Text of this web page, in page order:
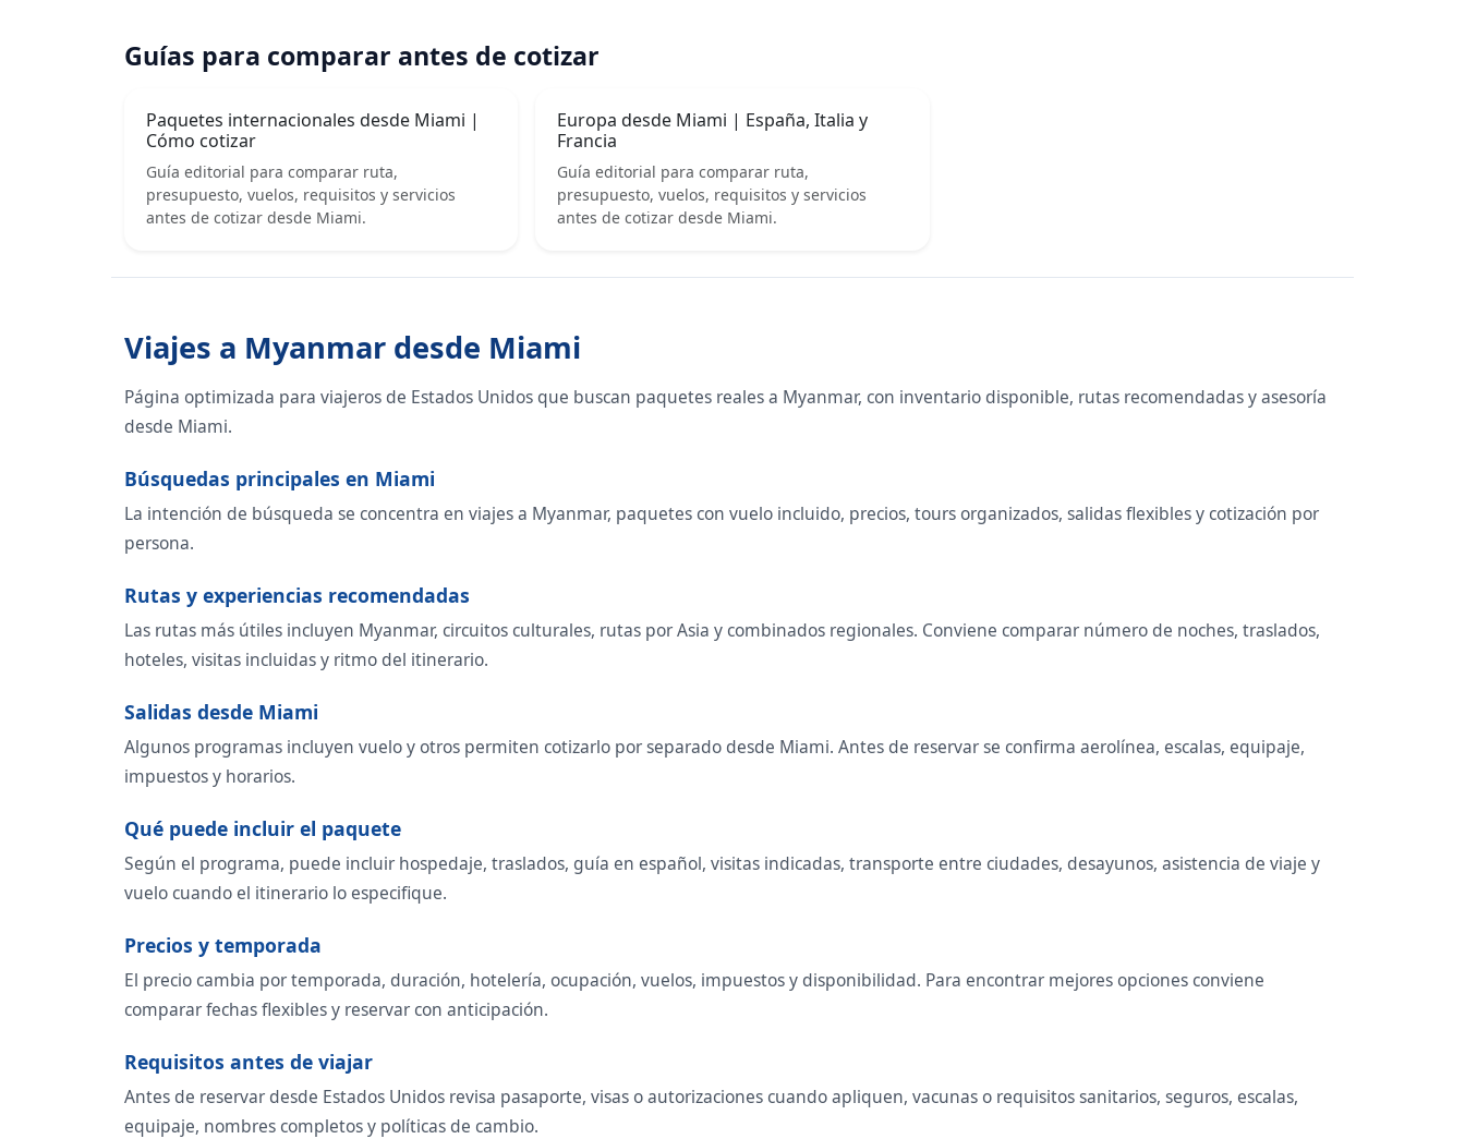
Guías para comparar antes de cotizar
Paquetes internacionales desde Miami |
Cómo cotizar
Guía editorial para comparar ruta,
presupuesto, vuelos, requisitos y servicios
antes de cotizar desde Miami.
Europa desde Miami | España, Italia y
Francia
Guía editorial para comparar ruta,
presupuesto, vuelos, requisitos y servicios
antes de cotizar desde Miami.
Viajes a Myanmar desde Miami
Página optimizada para viajeros de Estados Unidos que buscan paquetes reales a Myanmar, con inventario disponible, rutas recomendadas y asesoría
desde Miami.
Búsquedas principales en Miami
La intención de búsqueda se concentra en viajes a Myanmar, paquetes con vuelo incluido, precios, tours organizados, salidas flexibles y cotización por
persona.
Rutas y experiencias recomendadas
Las rutas más útiles incluyen Myanmar, circuitos culturales, rutas por Asia y combinados regionales. Conviene comparar número de noches, traslados,
hoteles, visitas incluidas y ritmo del itinerario.
Salidas desde Miami
Algunos programas incluyen vuelo y otros permiten cotizarlo por separado desde Miami. Antes de reservar se confirma aerolínea, escalas, equipaje,
impuestos y horarios.
Qué puede incluir el paquete
Según el programa, puede incluir hospedaje, traslados, guía en español, visitas indicadas, transporte entre ciudades, desayunos, asistencia de viaje y
vuelo cuando el itinerario lo especifique.
Precios y temporada
El precio cambia por temporada, duración, hotelería, ocupación, vuelos, impuestos y disponibilidad. Para encontrar mejores opciones conviene
comparar fechas flexibles y reservar con anticipación.
Requisitos antes de viajar
Antes de reservar desde Estados Unidos revisa pasaporte, visas o autorizaciones cuando apliquen, vacunas o requisitos sanitarios, seguros, escalas,
equipaje, nombres completos y políticas de cambio.